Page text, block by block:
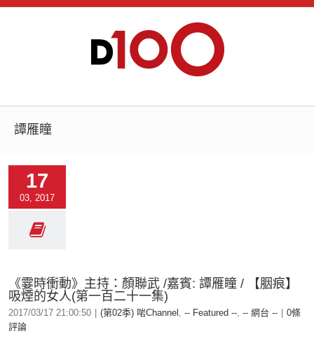
譚雁瞳
17
03, 2017
《霎時衝動》主持：顏聯武 /嘉賓: 譚雁瞳 / 【胭痕】
吸煙的女人(第一百二十一集)
2017/03/17 21:00:50 (第02季) 啱Channel , -- Featured --, -- 網台 --
0條
評論